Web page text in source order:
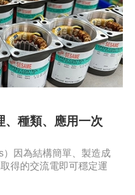
、種類、應用一次
）因為結構簡單、製造成
得的交流電即可穩定運